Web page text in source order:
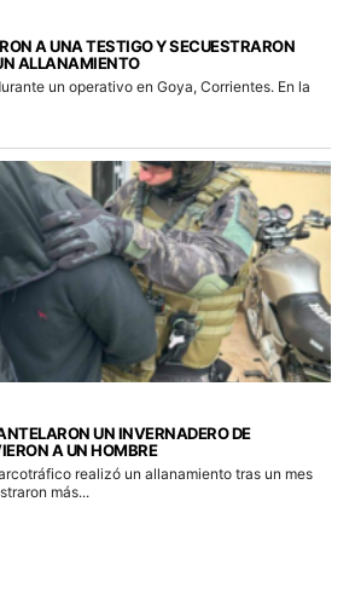
A UNA TESTIGO Y SECUESTRARON
ALLANAMIENTO
un operativo en Goya, Corrientes. En la
UN INVERNADERO DE
A UN HOMBRE
realizó un allanamiento tras un mes
más...